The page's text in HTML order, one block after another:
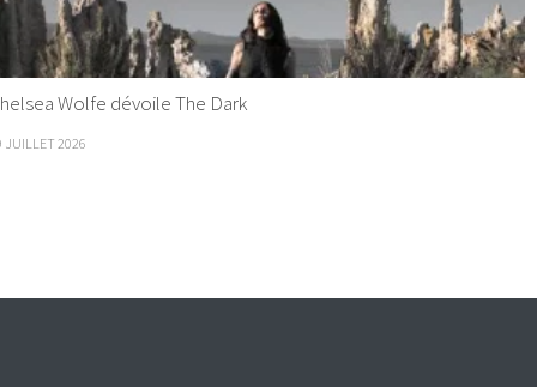
Wolfe dévoile The Dark
JUILLET 2026